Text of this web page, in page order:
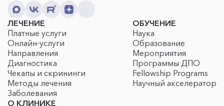
ЛЕЧЕНИЕ
Платные услуги
Онлайн-услуги
Направления
Диагностика
Чекапы и скрининги
Методы лечения
Заболевания
ОБУЧЕНИЕ
Наука
Образование
Мероприятия
Программы ДПО
Fellowship Programs
Научный акселератор
О КЛИНИКЕ